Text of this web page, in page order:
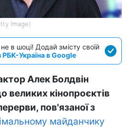
Image)
в шоці! Додай змісту своїй
РБК-Україна в Google
Алек Болдвін
великих кінопроєктів
пов'язаної з
майданчику